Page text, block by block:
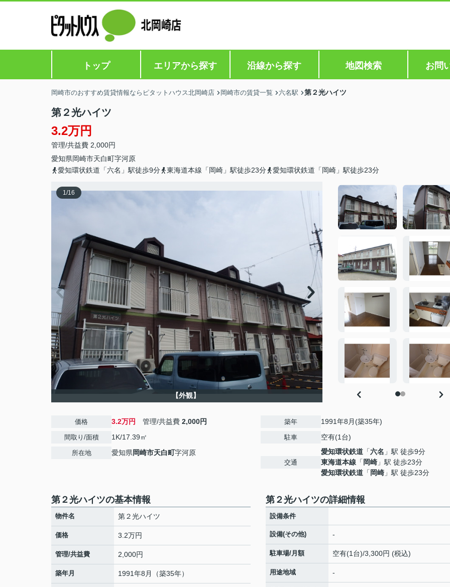
トップ エリアから探す 沿線から探す 地図検索 お問
岡崎市のおすすめ賃貸情報ならピタットハウス北岡崎店 岡崎市の賃貸一覧 六名駅 第２光ハイツ
第２光ハイツ
3.2万円
管理/共益費 2,000円
愛知県岡崎市天白町字河原
愛知環状鉄道「六名」駅徒歩9分
東海道本線「岡崎」駅徒歩23分 愛知環状鉄道「岡崎」駅徒歩23分
1/16
【外観】
価格 3.2万円 管理/共益費 2,000円
間取り/面積 1K/17.39㎡
所在地 愛知県岡崎市天白町字河原
築年 1991年8月(築35年)
駐車 空有(1台)
交通
愛知環状鉄道 「六名 」駅 徒歩9分
東海道本線 「 岡崎 」駅 徒歩23分
愛知環状鉄道 「 岡崎 」駅 徒歩23分
第２光ハイツの基本情報
物件名 第２光ハイツ
価格 3.2万円
管理/共益費 2,000円
築年月 1991年8月（築35年）
第２光ハイツの詳細情報
設備条件
設備(その他) -
駐車場/月額 空有(1台)/3,300円 (税込)
用途地域 -